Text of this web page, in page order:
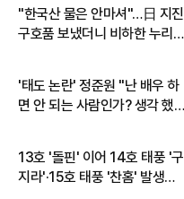
"한국산 물은 안마셔"…日 지진
구호품 보냈더니 비하한 누리
'태도 논란' 정준원 "난 배우 하
면 안 되는 사람인가? 생각 했
13호 '돌핀' 이어 14호 태풍 '구
지라'·15호 태풍 '찬홈' 발생…